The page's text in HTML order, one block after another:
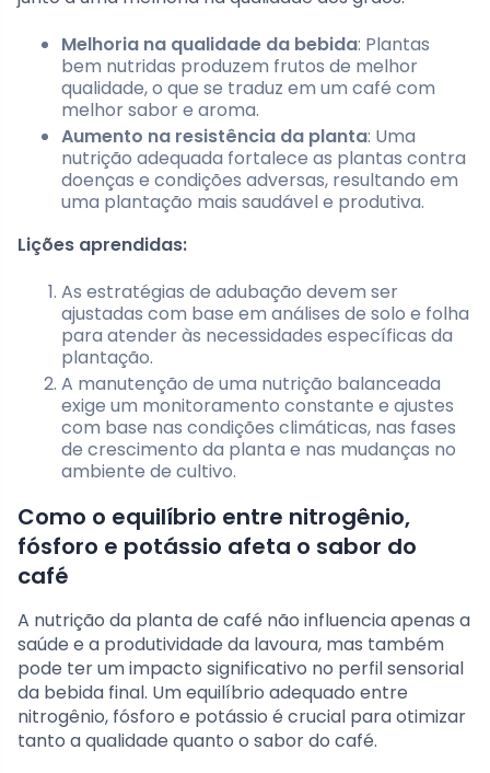
Melhoria na qualidade da bebida: Plantas
bem nutridas produzem frutos de melhor
qualidade, o que se traduz em um café com
melhor sabor e aroma.
Aumento na resistência da planta: Uma
nutrição adequada fortalece as plantas contra
doenças e condições adversas, resultando em
uma plantação mais saudável e produtiva.
Lições aprendidas:
As estratégias de adubação devem ser
ajustadas com base em análises de solo e folha
para atender às necessidades específicas da
plantação.
A manutenção de uma nutrição balanceada
exige um monitoramento constante e ajustes
com base nas condições climáticas, nas fases
de crescimento da planta e nas mudanças no
ambiente de cultivo.
Como o equilíbrio entre nitrogênio,
fósforo e potássio afeta o sabor do
café
A nutrição da planta de café não influencia apenas a
saúde e a produtividade da lavoura, mas também
pode ter um impacto significativo no perfil sensorial
da bebida final. Um equilíbrio adequado entre
nitrogênio, fósforo e potássio é crucial para otimizar
tanto a qualidade quanto o sabor do café.